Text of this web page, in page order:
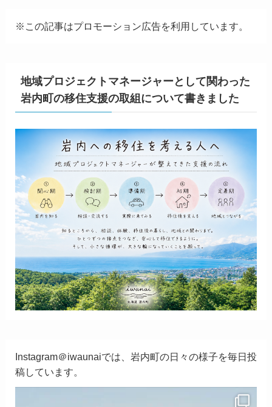
※この記事はプロモーション広告を利用しています。
地域プロジェクトマネージャーとして関わった
岩内町の移住支援の取組について書きました
Instagram＠iwaunaiでは、岩内町の日々の様子を毎日投
稿しています。